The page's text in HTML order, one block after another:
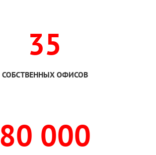
35
СОБСТВЕННЫХ ОФИСОВ
80 000